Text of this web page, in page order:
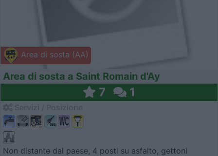
Area di sosta (AA)
Area di sosta a Saint Romain d'Ay
7 1
Non distante dal paese, 4 posti su asfalto, gettoni